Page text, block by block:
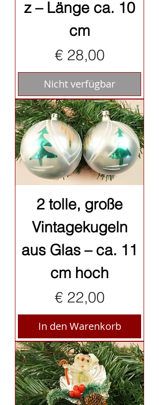
z – Länge ca. 10
cm
Preis
€ 28,00
Nicht verfügbar
2 tolle, große
Vintagekugeln
aus Glas – ca. 11
cm hoch
Preis
€ 22,00
In den Warenkorb